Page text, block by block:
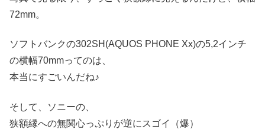
72mm。
ソフトバンクの302SH(AQUOS PHONE Xx)の5,2インチ
の横幅70mmってのは、
本当にすごいんだね♪
そして、ソニーの、
狭額縁への無関心っぷりが逆にスゴイ（爆）